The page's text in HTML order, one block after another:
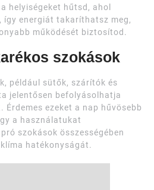
helyiségeket hűtsd, ahol
így energiát takaríthatsz meg,
működését biztosítod.
szokások
például sütők, szárítók és
jelentősen befolyásolhatja
ezeket a nap hűvösebb
a használatukat
szokások összességében
hatékonyságát.